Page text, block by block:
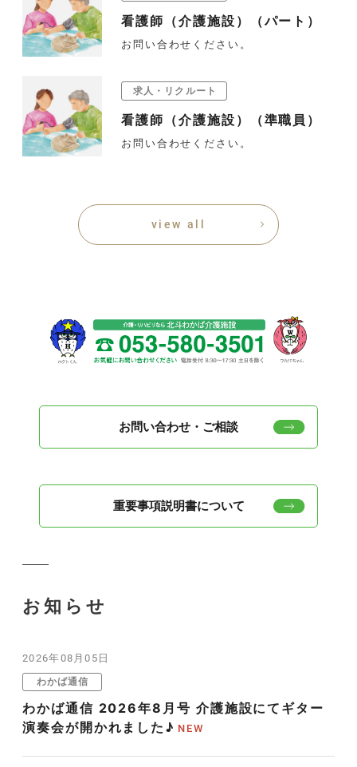
看護師（介護施設）（パート）
お問い合わせください。
求人・リクルート
看護師（介護施設）（準職員）
お問い合わせください。
view all
お問い合わせ・ご相談
重要事項説明書について
お知らせ
2026年08月05日
わかば通信
わかば通信 2026年8月号 介護施設にてギター
演奏会が開かれました♪